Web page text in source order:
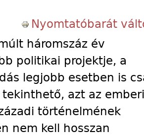
Nyomtatóbarát
háromszáz év
politikai projektje, a
legjobb esetben is
azt az
történelmének
nem kell hosszan